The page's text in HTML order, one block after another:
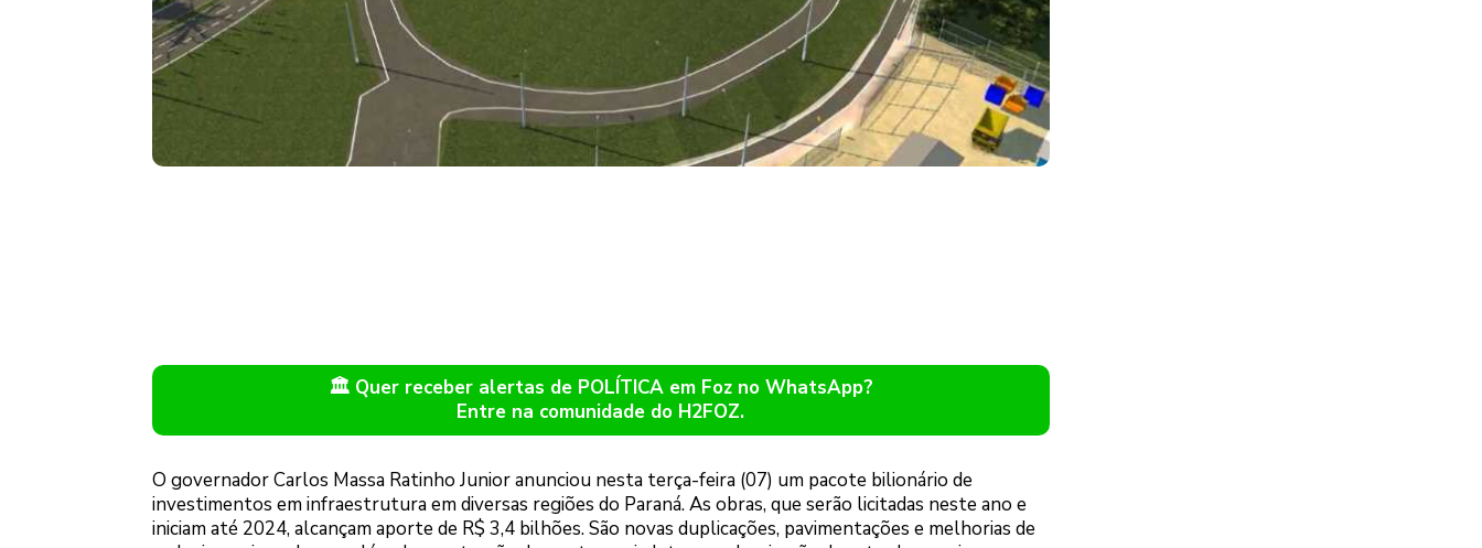
🏛️ Quer receber alertas de POLÍTICA em Foz no WhatsApp?
Entre na comunidade do H2FOZ.
O governador Carlos Massa Ratinho Junior anunciou nesta terça-feira (07) um pacote bilionário de
investimentos em infraestrutura em diversas regiões do Paraná. As obras, que serão licitadas neste ano e
iniciam até 2024, alcançam aporte de R$ 3,4 bilhões. São novas duplicações, pavimentações e melhorias de